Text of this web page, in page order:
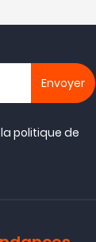
politique de